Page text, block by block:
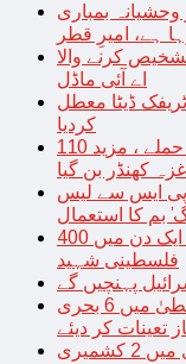
وحشیانہ بمباری
ہے، امیرِ قطر
کی تشخیص کرنے والا
اے آئی ماڈل
ڈیٹا معطل
کردیا
اسرائیل کی رات بھر بمباری ، میزائل حملے ، مزید 110
کھنڈر بن گیا
پی ایس سے لیس
بم کا استعمال
غزہ پر اسرائیل کی وحشیانہ بمباری؛ ایک دن میں 400
فلسطینی شہید
پہنچیں گے
اسرائیل حماس کشیدگی چین نے مشرق وسطیٰ میں 6 بحری
تعینات کر دیئے
بھارتی فوج کی ریاستی دہشت گردی میں 2 کشمیری